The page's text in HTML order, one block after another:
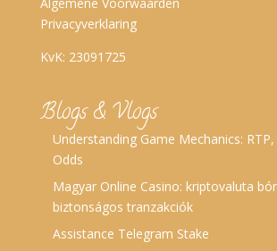
Privacyverklaring
KvK: 23091725
Blogs & Vlogs
Understanding Game Mechanics:
Odds
Magyar Online Casino: kriptovaluta
biztonságos tranzakciók
Assistance Telegram Stake